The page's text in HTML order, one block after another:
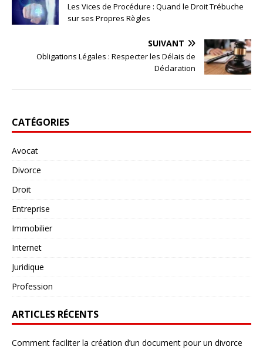
Les Vices de Procédure : Quand le Droit Trébuche
sur ses Propres Règles
SUIVANT
Obligations Légales : Respecter les Délais de
Déclaration
CATÉGORIES
Avocat
Divorce
Droit
Entreprise
Immobilier
Internet
Juridique
Profession
ARTICLES RÉCENTS
Comment faciliter la création d’un document pour un divorce